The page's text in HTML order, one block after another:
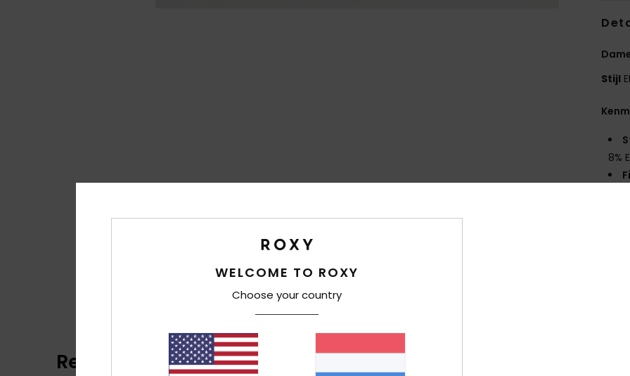
Stijl
8%
Reviews van klanten
WELCOME TO ROXY
Choose your country